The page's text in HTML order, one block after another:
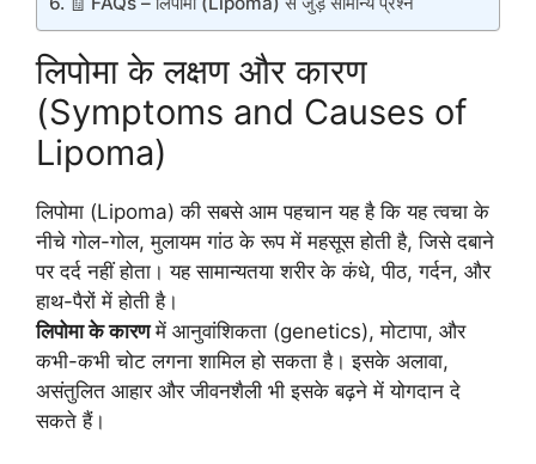
लिपोमा के लक्षण और कारण
(Symptoms and Causes of
Lipoma)
लिपोमा (Lipoma) की सबसे आम पहचान यह है कि यह त्वचा के
नीचे गोल-गोल, मुलायम गांठ के रूप में महसूस होती है, जिसे दबाने
पर दर्द नहीं होता। यह सामान्यतया शरीर के कंधे, पीठ, गर्दन, और
हाथ-पैरों में होती है।
लिपोमा के कारणमें आनुवांशिकता (genetics), मोटापा, और
कभी-कभी चोट लगना शामिल हो सकता है। इसके अलावा,
असंतुलित आहार और जीवनशैली भी इसके बढ़ने में योगदान दे
सकते हैं।